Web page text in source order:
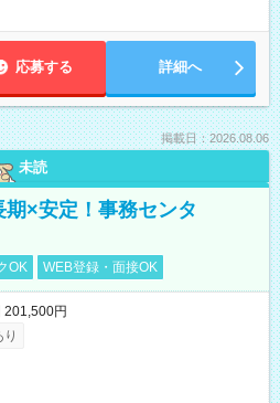
応募する 詳細へ
掲載日：2026.08.06
未読
期×安定！事務センタ
OK WEB登録・面接OK
円